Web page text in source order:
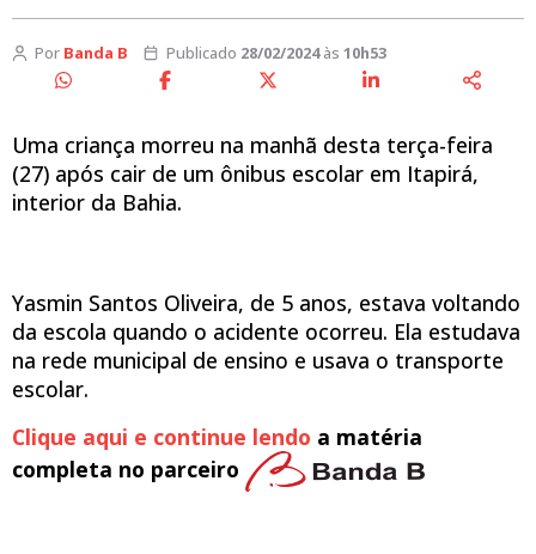
Por Banda B Publicado 28/02/2024às 10h53
Uma criança morreu na manhã desta terça-feira
(27) após cair de um ônibus escolar em Itapirá,
interior da Bahia.
Yasmin Santos Oliveira, de 5 anos, estava voltando
da escola quando o acidente ocorreu. Ela estudava
na rede municipal de ensino e usava o transporte
escolar.
Clique aqui e continue lendo a matéria
completa no parceiro